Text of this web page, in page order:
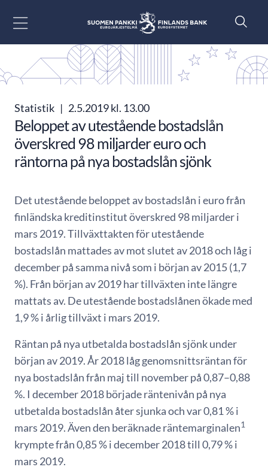
Statistik | 2.5.2019 kl. 13.00
Beloppet av utestående bostadslån
överskred 98 miljarder euro och
räntorna på nya bostadslån sjönk
Det utestående beloppet av bostadslån i euro från
finländska kreditinstitut överskred 98 miljarder i
mars 2019. Tillväxttakten för utestående
bostadslån mattades av mot slutet av 2018 och låg i
december på samma nivå som i början av 2015 (1,7
%). Från början av 2019 har tillväxten inte längre
mattats av. De utestående bostadslånen ökade med
1,9 % i årlig tillväxt i mars 2019.
Räntan på nya utbetalda bostadslån sjönk under
början av 2019. År 2018 låg genomsnittsräntan för
nya bostadslån från maj till november på 0,87–0,88
%. I december 2018 började räntenivån på nya
utbetalda bostadslån åter sjunka och var 0,81 % i
mars 2019. Även den beräknade räntemarginalen1
krympte från 0,85 % i december 2018 till 0,79 % i
mars 2019.